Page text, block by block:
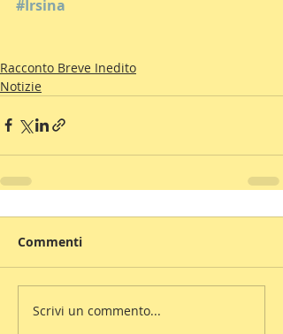
#Irsina
Racconto Breve Inedito
Notizie
Commenti
Scrivi un commento...